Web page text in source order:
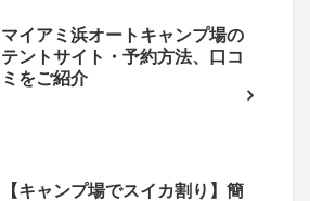
マイアミ浜オートキャンプ場の
テントサイト・予約方法、口コ
ミをご紹介
【キャンプ場でスイカ割り】簡